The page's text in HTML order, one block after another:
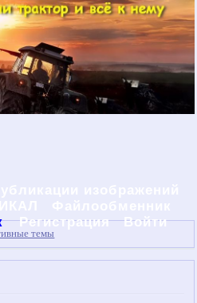
Регистрация Войти
темы